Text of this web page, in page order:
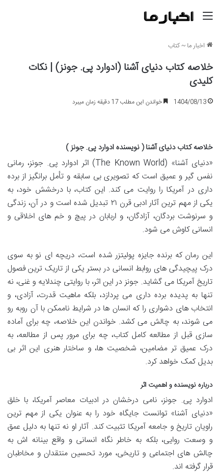
اخبار ما~کتاب
خلاصه کتاب دنیای آشنا (ادوارد پی. جونز) | نکات
کلیدی
1404/08/13 خواندن این مطلب 17 دقیقه زمان میبرد
خلاصه کتاب دنیای آشنا ( نویسنده ادوارد پی. جونز )
«دنیای آشنا» (The Known World) اثر ادوارد پی. جونز، رمانی
نفس گیر و عمیق است که تصویری بی سابقه و تأمل برانگیز از برده
داری در آمریکا را روایت می کند. این کتاب، با درخشش خود، به
یکی از مهم ترین آثار ادبی قرن ۲۱ تبدیل شده است و در آن، زندگی
و سرنوشت بردگان، آزادگان، و اربابان در پیچ و خم های اخلاقی و
انسانی کاوش می شود.
این رمان که برنده جایزه پولیتزر شده است، دریچه ای نو به سوی
درک پیچیدگی های روابط انسانی در بستر یکی از تاریک ترین فصول
تاریخ آمریکا می گشاید. جونز در این اثر، با روایتی چندلایه و غنی، نه
تنها به پدیده برده داری می پردازد، بلکه ماهیت قدرت، آزادی، و
انتخاب های دشواری را که انسان ها در شرایط ناممکن با آن روبه رو
می شوند، به چالش می کشد. خواندن این خلاصه، چه برای آماده
سازی قبل از مطالعه کامل کتاب، چه برای مرور پس از مطالعه، به
درک عمیق تر مضامین، شخصیت ها، و ساختار هنری این اثر بی
بدیل کمک خواهد کرد.
درباره نویسنده و اهمیت اثر
ادوارد پی. جونز، نامی درخشان در ادبیات معاصر آمریکا، با خلق
«دنیای آشنا» توانست جایگاه خود را به عنوان یکی از مهم ترین
راویان تاریخ و جامعه آمریکا تثبیت کند. آثار او نه تنها به دلیل عمق
و وسعت روایی، بلکه به خاطر نگاه انسانی و واقع بینانه اش به
چالش های اجتماعی و تاریخی، مورد تحسین منتقدان و مخاطبان
قرار گرفته اند.